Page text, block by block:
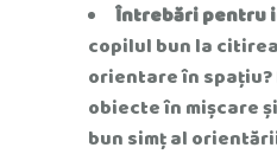
Întrebări pentru
copilul bun la
orientare în
obiecte în mișcare
bun simț al